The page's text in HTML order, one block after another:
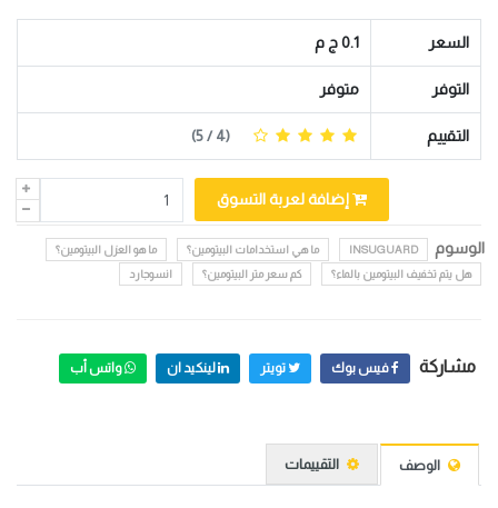
السعر 0.1 ج م
التوفر متوفر
التقييم (
4
/ 5)
إضافة لعربة التسوق
الوسوم INSUGUARD ما هي استخدامات البيتومين؟
ما هو العزل البيتومين؟
هل يتم تخفيف البيتومين بالماء؟
كم سعر متر البيتومين؟ انسوجارد
مشاركة فيس بوك تويتر لينكيد ان واتس أب
الوصف التقييمات